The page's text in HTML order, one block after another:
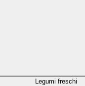
Legumi freschi